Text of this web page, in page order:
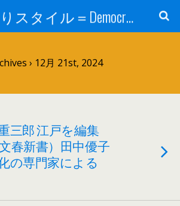
ふじゆりスタイル＝Democratic Luxury ＠花祭窯＝＝
› 12月 21st, 2024
三郎 江戸を編集
春新書）田中優子
の専門家による